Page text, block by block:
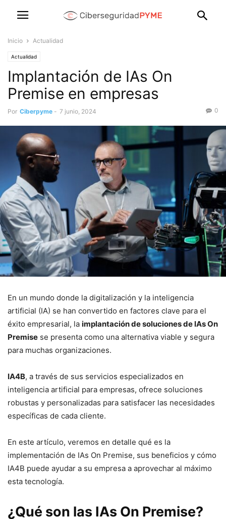
Inicio Actualidad
Actualidad
Implantación de IAs On
Premise en empresas
Por Ciberpyme - 7 junio, 2024 0
En un mundo donde la digitalización y la inteligencia
artificial (IA) se han convertido en factores clave para el
éxito empresarial, la implantación de soluciones de IAs On
Premise se presenta como una alternativa viable y segura
para muchas organizaciones.
IA4B, a través de sus servicios especializados en
inteligencia artificial para empresas, ofrece soluciones
robustas y personalizadas para satisfacer las necesidades
específicas de cada cliente.
En este artículo, veremos en detalle qué es la
implementación de IAs On Premise, sus beneficios y cómo
IA4B puede ayudar a su empresa a aprovechar al máximo
esta tecnología.
¿Qué son las IAs On Premise?